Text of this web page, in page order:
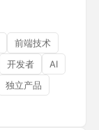
前端技术
开发者
AI
独立产品